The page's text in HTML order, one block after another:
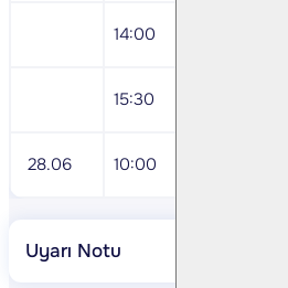
14:00
15:30
28.06 10:00
Uyarı Notu